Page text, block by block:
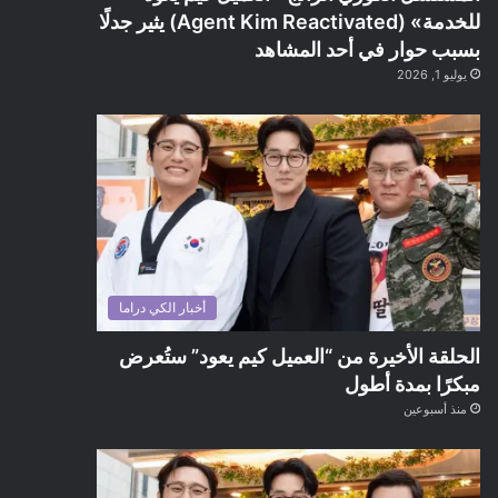
للخدمة» (Agent Kim Reactivated) يثير جدلًا
بسبب حوار في أحد المشاهد
يوليو 1, 2026
أخبار الكي دراما
الحلقة الأخيرة من “العميل كيم يعود” ستُعرض
مبكرًا بمدة أطول
منذ أسبوعين